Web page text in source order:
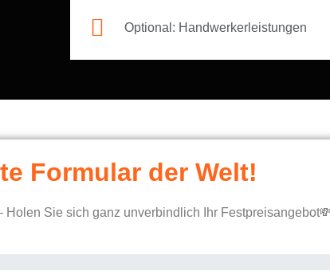
Optional: Handwerkerleistungen
Formular der Welt!
Holen Sie sich ganz unverbindlich Ihr